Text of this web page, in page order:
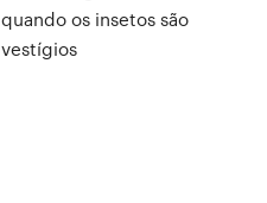
quando os insetos são
vestígios